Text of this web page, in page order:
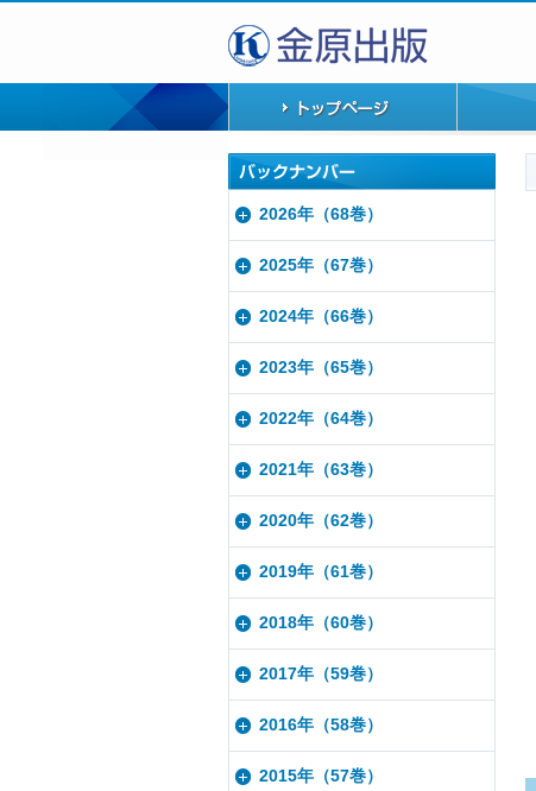
2026年（68巻）
2025年（67巻）
2024年（66巻）
2023年（65巻）
2022年（64巻）
2021年（63巻）
2020年（62巻）
2019年（61巻）
2018年（60巻）
2017年（59巻）
2016年（58巻）
2015年（57巻）